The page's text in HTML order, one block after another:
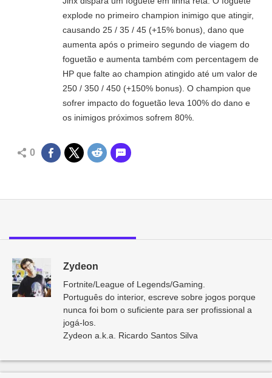
explode no primeiro champion inimigo que atingir,
causando 25 / 35 / 45 (+15% bonus), dano que
aumenta após o primeiro segundo de viagem do
foguetão e aumenta também com percentagem de
HP que falte ao champion atingido até um valor de
250 / 350 / 450 (+150% bonus). O champion que
sofrer impacto do foguetão leva 100% do dano e
os inimigos próximos sofrem 80%.
0
Zydeon
Fortnite/League of Legends/Gaming.
Português do interior, escreve sobre jogos porque
nunca foi bom o suficiente para ser profissional a
jogá-los.
Zydeon a.k.a. Ricardo Santos Silva